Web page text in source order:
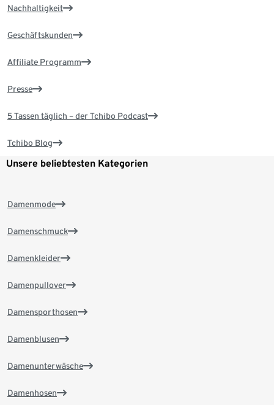
Nachhaltigkeit
Geschäftskunden
Affiliate Programm
Presse
5 Tassen täglich – der Tchibo Podcast
Tchibo Blog
Unsere beliebtesten Kategorien
Damenmode
Damenschmuck
Damenkleider
Damenpullover
Damensporthosen
Damenblusen
Damenunterwäsche
Damenhosen